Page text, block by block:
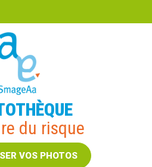
du risque
VOS PHOTOS